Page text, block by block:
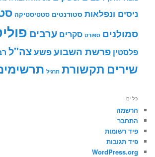
ניסים ונפלאות סטודנטים סטטיסטיקה
סמולנים ספורט סקרים ערבים
פלסטין פרשת השבועפשעצה"ל
שירים תקשורת תרגיל
כלים
הרשמה
התחבר
פיד רשומות
פיד תגובות
WordPress.org